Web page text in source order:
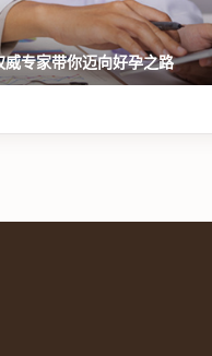
专家带你迈向好孕之路